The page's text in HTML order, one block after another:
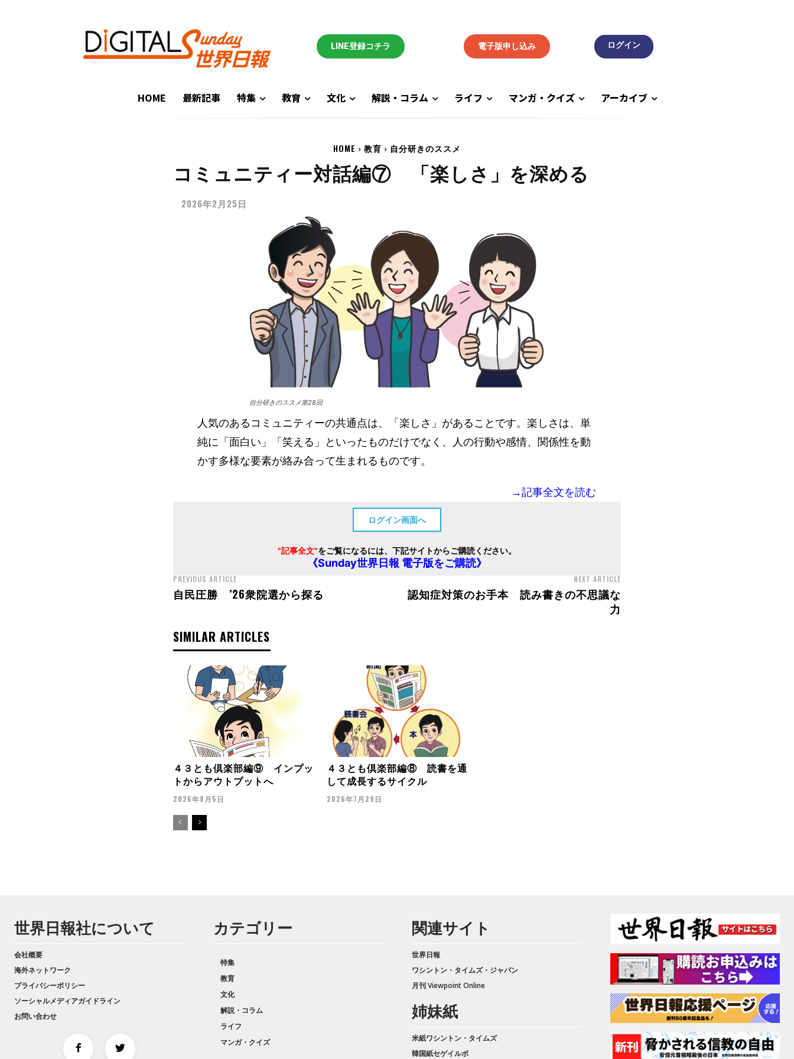
LINE登録コチラ 電子版申し込み
HOME 最新記事 特集 教育 文化 解説・コラム ライフ マンガ・クイズ アーカイブ
HOME 教育 自分研きのススメ
コミュニティー対話編⑦ 「楽しさ」を深める
2026年2月25日
自分研きのススメ第28回
人気のあるコミュニティーの共通点は、「楽しさ」があることです。楽しさは、単
純に「面白い」「笑える」といったものだけでなく、人の行動や感情、関係性を動
かす多様な要素が絡み合って生まれるものです。
→記事全文を読む
ログイン画面へ
"記事全文"をご覧になるには、下記サイトからご購読ください。
《Sunday世界日報 電子版をご購読》
PREVIOUS ARTICLE
自民圧勝 ’26衆院選から探る
NEXT ARTICLE
認知症対策のお手本 読み書きの不思議な
力
SIMILAR ARTICLES
４３とも倶楽部編⑨ インプッ
トからアウトプットへ
2026年8月5日
４３とも倶楽部編⑧ 読書を通
して成長するサイクル
2026年7月29日
世界日報社について
会社概要
海外ネットワーク
プライバシーポリシー
ソーシャルメディアガイドライン
お問い合わせ
カテゴリー
特集
教育
文化
解説・コラム
ライフ
マンガ・クイズ
関連サイト
世界日報
ワシントン・タイムズ・ジャパン
月刊 Viewpoint Online
姉妹紙
米紙ワシントン・タイムズ
韓国紙セゲイルボ